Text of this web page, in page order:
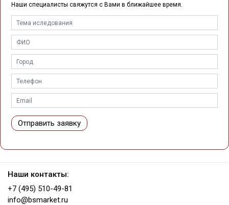
Наши специалисты свяжутся с Вами в ближайшее время.
Отправить заявку
Наши контакты:
+7 (495) 510-49-81
info@bsmarket.ru